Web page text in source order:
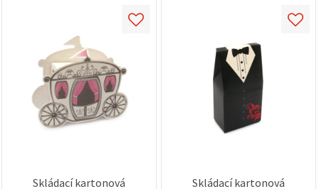
Skládací kartonová
Skládací kartonová